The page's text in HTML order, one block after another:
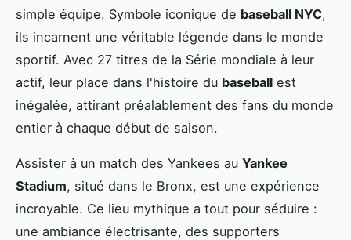
simple équipe. Symbole iconique de baseball NYC,
ils incarnent une véritable légende dans le monde
sportif. Avec 27 titres de la Série mondiale à leur
actif, leur place dans l'histoire du baseball est
inégalée, attirant préalablement des fans du monde
entier à chaque début de saison.
Assister à un match des Yankees au Yankee
Stadium, situé dans le Bronx, est une expérience
incroyable. Ce lieu mythique a tout pour séduire :
une ambiance électrisante, des supporters